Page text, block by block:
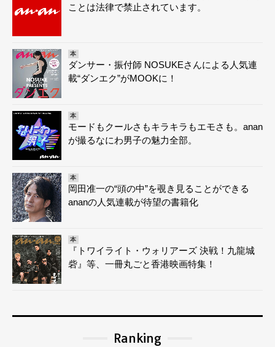
ことは法律で禁止されています。
本
ダンサー・振付師 NOSUKEさんによる人気連
載“ダンエク”がMOOKに！
本
モードもクールさもキラキラもエモさも。anan
が撮るなにわ男子の魅力全部。
本
岡田准一の“頭の中”を覗き見ることができる
ananの人気連載が待望の書籍化
本
『トワイライト・ウォリアーズ 決戦！九龍城
砦』等、一冊丸ごと香港映画特集！
Ranking